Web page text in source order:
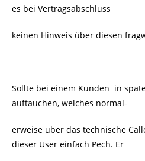
es bei Vertragsabschluss
keinen Hinweis über diesen
Sollte bei einem Kunden in
auftauchen, welches normal-
erweise über das technische
dieser User einfach Pech. Er